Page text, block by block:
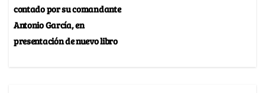
contado por su comandante
Antonio García, en
presentación de nuevo libro